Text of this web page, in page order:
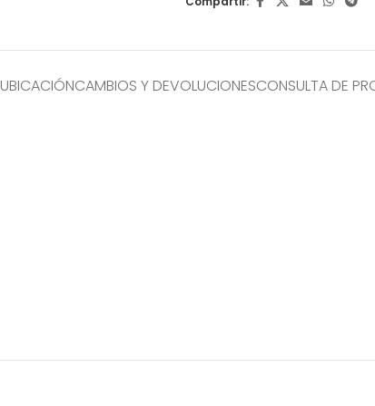
UBICACIÓNCAMBIOS Y DEVOLUCIONESCONSULTA DE